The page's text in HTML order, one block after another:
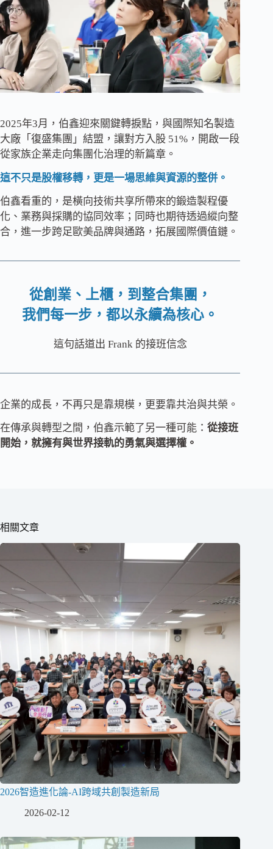
2025年3月，伯鑫迎來關鍵轉捩點，與國際知名製造
大廠「復盛集團」結盟，讓對方入股 51%，開啟一段
從家族企業走向集團化治理的新篇章。
這不只是股權移轉，更是一場思維與資源的整併。
伯鑫看重的，是橫向技術共享所帶來的鍛造製程優
化、業務與採購的協同效率；同時也期待透過縱向整
合，進一步跨足歐美品牌與通路，拓展國際價值鏈。
從創業、上櫃，到整合集團，
我們每一步，都以永續為核心。
這句話道出 Frank 的接班信念
企業的成長，不再只是靠規模，更要靠共治與共榮。
在傳承與轉型之間，伯鑫示範了另一種可能： 從接班
開始，就擁有與世界接軌的勇氣與選擇權。
相關文章
2026智造進化論-AI跨域共創製造新局
2026-02-12